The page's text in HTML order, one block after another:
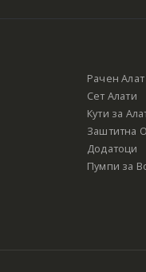
Рачен Алат
Сет Алати
Кути за
Заштитна
Додатоци
Пумпи за